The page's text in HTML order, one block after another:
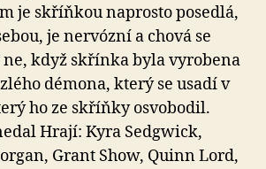
je skříňkou naprosto posedlá,
je nervózní a chová se
ne, když skřínka byla vyrobena
démona, který se usadí v
ho ze skříňky osvobodil.
Hrají: Kyra Sedgwick,
Grant Show, Quinn Lord,